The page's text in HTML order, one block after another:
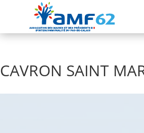
CAVRON SAINT